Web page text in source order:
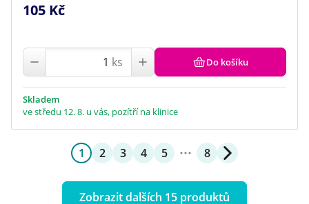
105 Kč
ks Do košíku
Skladem
ve středu 12. 8. u vás, pozítří na klinice
1 2 3 4 5 8
Zobrazit dalších 15 produktů